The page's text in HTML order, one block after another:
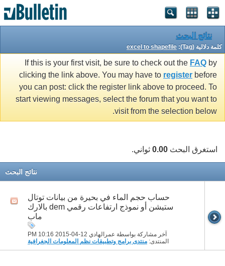
نتائج البحث
كلمة دلالية (Tag): excel to shapefile
If this is your first visit, be sure to check out the FAQ by
clicking the link above. You may have to register before
you can post: click the register link above to proceed. To
start viewing messages, select the forum that you want to
visit from the selection below.
استغرق البحث 0.00 ثواني.
نتائج البحث
حساب حجم الماء في بحيرة من بيانات توتال
ستيشن أو نموذج ارتفاعات رقمي dem بالارك
ماب
آخر مشاركة بواسطة عمرالهادي 12-04-2015
10:16 PM
المنتدى: منتدى برامج وتطبيقات نظم المعلومات الجغرافية